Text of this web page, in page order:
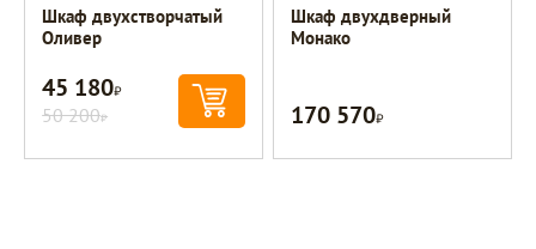
Шкаф двухстворчатый
Оливер
45 180Р
50 200Р
Шкаф двухдверный
Монако
170 570Р